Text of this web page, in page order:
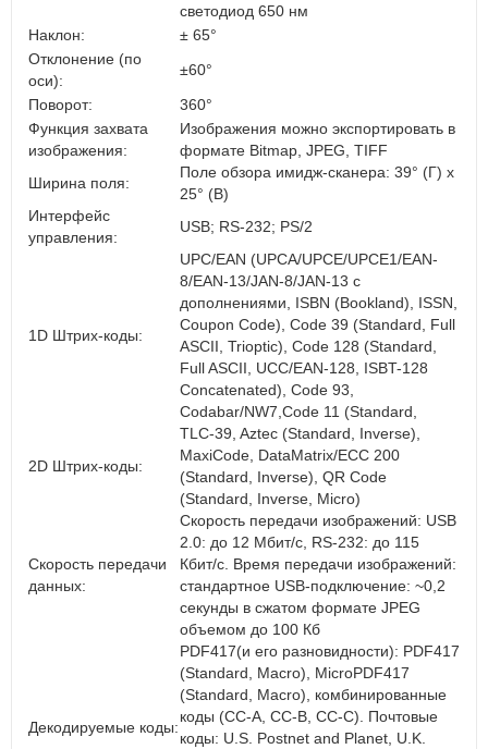
светодиод 650 нм
Наклон:
± 65°
Отклонение (по
оси):
±60°
Поворот:
360°
Функция захвата
изображения:
Изображения можно экспортировать в
формате Bitmap, JPEG, TIFF
Ширина поля:
Поле обзора имидж-сканера: 39° (Г) x
25° (В)
Интерфейс
управления:
USB; RS-232; PS/2
1D Штрих-коды:
UPC/EAN (UPCA/UPCE/UPCE1/EAN-
8/EAN-13/JAN-8/JAN-13 с
дополнениями, ISBN (Bookland), ISSN,
Coupon Code), Code 39 (Standard, Full
ASCII, Trioptic), Code 128 (Standard,
Full ASCII, UCC/EAN-128, ISBT-128
Concatenated), Code 93,
Codabar/NW7,Code 11 (Standard,
2D Штрих-коды:
TLC-39, Aztec (Standard, Inverse),
MaxiCode, DataMatrix/ECC 200
(Standard, Inverse), QR Code
(Standard, Inverse, Micro)
Скорость передачи
данных:
Скорость передачи изображений: USB
2.0: до 12 Мбит/с, RS-232: до 115
Кбит/с. Время передачи изображений:
стандартное USB-подключение: ~0,2
секунды в сжатом формате JPEG
объемом до 100 Кб
Декодируемые коды:
PDF417(и его разновидности): PDF417
(Standard, Macro), MicroPDF417
(Standard, Macro), комбинированные
коды (CC-A, CC-B, CC-C). Почтовые
коды: U.S. Postnet and Planet, U.K.